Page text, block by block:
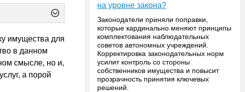
имущества для
в данном
смысле, но и,
а порой
на уровне закона?
Законодатели приняли поправки,
которые кардинально меняют принципы
комплектования наблюдательных
советов автономных учреждений.
Корректировка законодательных норм
усилит контроль со стороны
собственников имущества и повысит
прозрачность принятия ключевых
решений.